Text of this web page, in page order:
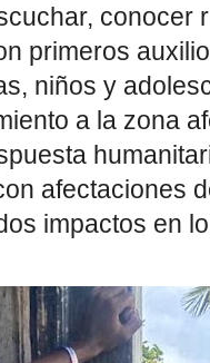
conocer
primeros
niños y
a la zona
afectaciones
impactos en